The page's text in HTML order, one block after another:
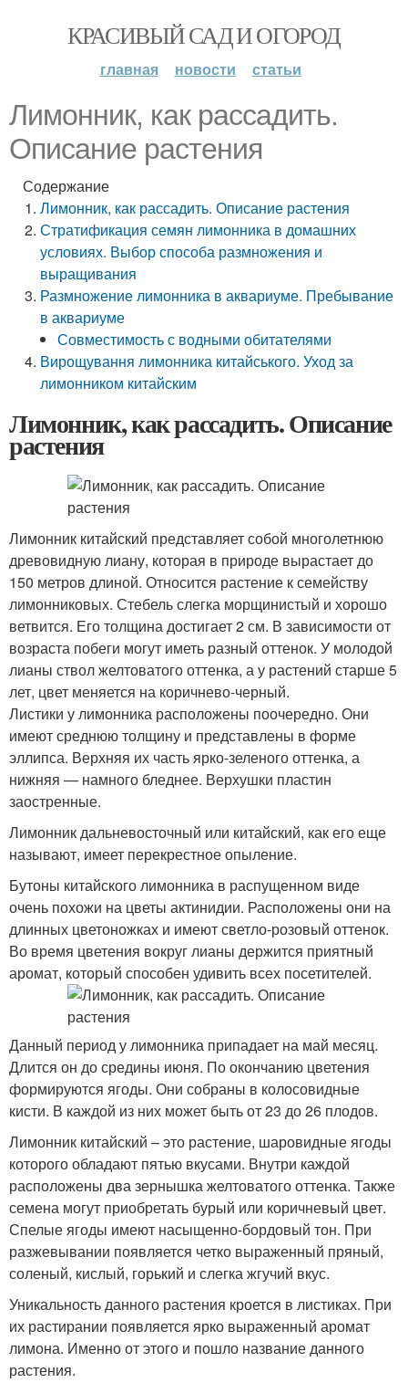
КРАСИВЫЙ САД И ОГОРОД
главная новости статьи
Лимонник, как рассадить.
Описание растения
Содержание
Лимонник, как рассадить. Описание растения
Стратификация семян лимонника в домашних
условиях. Выбор способа размножения и
выращивания
Размножение лимонника в аквариуме. Пребывание
в аквариуме
Совместимость с водными обитателями
Вирощування лимонника китайського. Уход за
лимонником китайским
Лимонник, как рассадить. Описание
растения
Лимонник китайский представляет собой многолетнюю
древовидную лиану, которая в природе вырастает до
150 метров длиной. Относится растение к семейству
лимонниковых. Стебель слегка морщинистый и хорошо
ветвится. Его толщина достигает 2 см. В зависимости от
возраста побеги могут иметь разный оттенок. У молодой
лианы ствол желтоватого оттенка, а у растений старше 5
лет, цвет меняется на коричнево-черный.
Листики у лимонника расположены поочередно. Они
имеют среднюю толщину и представлены в форме
эллипса. Верхняя их часть ярко-зеленого оттенка, а
нижняя — намного бледнее. Верхушки пластин
заостренные.
Лимонник дальневосточный или китайский, как его еще
называют, имеет перекрестное опыление.
Бутоны китайского лимонника в распущенном виде
очень похожи на цветы актинидии. Расположены они на
длинных цветоножках и имеют светло-розовый оттенок.
Во время цветения вокруг лианы держится приятный
аромат, который способен удивить всех посетителей.
Данный период у лимонника припадает на май месяц.
Длится он до средины июня. По окончанию цветения
формируются ягоды. Они собраны в колосовидные
кисти. В каждой из них может быть от 23 до 26 плодов.
Лимонник китайский – это растение, шаровидные ягоды
которого обладают пятью вкусами. Внутри каждой
расположены два зернышка желтоватого оттенка. Также
семена могут приобретать бурый или коричневый цвет.
Спелые ягоды имеют насыщенно-бордовый тон. При
разжевывании появляется четко выраженный пряный,
соленый, кислый, горький и слегка жгучий вкус.
Уникальность данного растения кроется в листиках. При
их растирании появляется ярко выраженный аромат
лимона. Именно от этого и пошло название данного
растения.